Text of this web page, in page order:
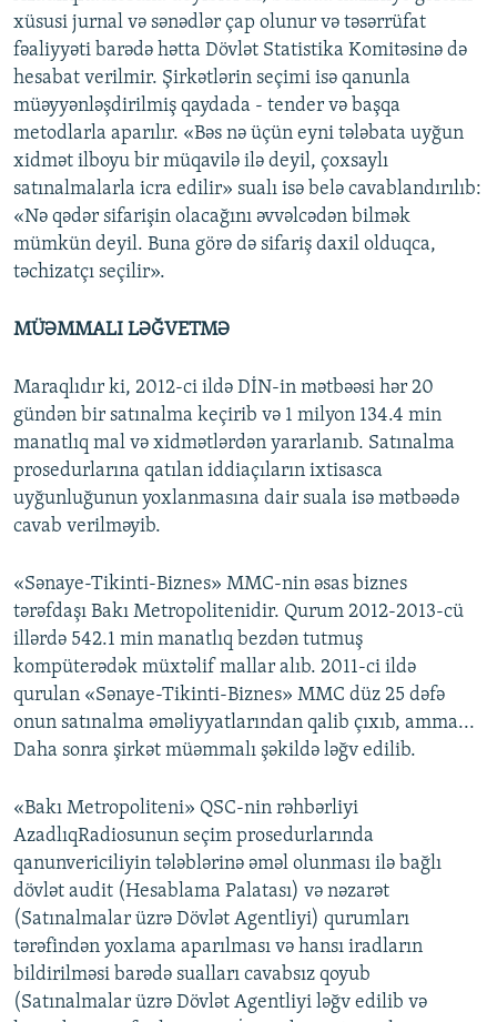
xüsusi jurnal və sənədlər çap olunur və təsərrüfat
fəaliyyəti barədə hətta Dövlət Statistika Komitəsinə də
hesabat verilmir. Şirkətlərin seçimi isə qanunla
müəyyənləşdirilmiş qaydada - tender və başqa
metodlarla aparılır. «Bəs nə üçün eyni tələbata uyğun
xidmət ilboyu bir müqavilə ilə deyil, çoxsaylı
satınalmalarla icra edilir» sualı isə belə cavablandırılıb:
«Nə qədər sifarişin olacağını əvvəlcədən bilmək
mümkün deyil. Buna görə də sifariş daxil olduqca,
təchizatçı seçilir».
MÜƏMMALI LƏĞVETMƏ
Maraqlıdır ki, 2012-ci ildə DİN-in mətbəəsi hər 20
gündən bir satınalma keçirib və 1 milyon 134.4 min
manatlıq mal və xidmətlərdən yararlanıb. Satınalma
prosedurlarına qatılan iddiaçıların ixtisasca
uyğunluğunun yoxlanmasına dair suala isə mətbəədə
cavab verilməyib.
«Sənaye-Tikinti-Biznes» MMC-nin əsas biznes
tərəfdaşı Bakı Metropolitenidir. Qurum 2012-2013-cü
illərdə 542.1 min manatlıq bezdən tutmuş
kompüterədək müxtəlif mallar alıb. 2011-ci ildə
qurulan «Sənaye-Tikinti-Biznes» MMC düz 25 dəfə
onun satınalma əməliyyatlarından qalib çıxıb, amma...
Daha sonra şirkət müəmmalı şəkildə ləğv edilib.
«Bakı Metropoliteni» QSC-nin rəhbərliyi
AzadlıqRadiosunun seçim prosedurlarında
qanunvericiliyin tələblərinə əməl olunması ilə bağlı
dövlət audit (Hesablama Palatası) və nəzarət
(Satınalmalar üzrə Dövlət Agentliyi) qurumları
tərəfindən yoxlama aparılması və hansı iradların
bildirilməsi barədə sualları cavabsız qoyub
(Satınalmalar üzrə Dövlət Agentliyi ləğv edilib və